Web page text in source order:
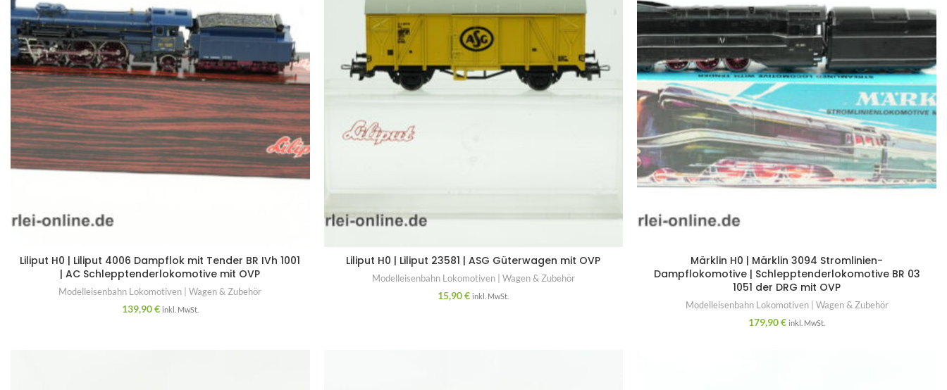
Liliput H0 | Liliput 4006 Dampflok mit Tender BR IVh 1001
| AC Schlepptenderlokomotive mit OVP
Modelleisenbahn Lokomotiven | Wagen & Zubehör
139,90€ inkl. MwSt.
Liliput H0 | Liliput 23581 | ASG Güterwagen mit OVP
Modelleisenbahn Lokomotiven | Wagen & Zubehör
15,90€ inkl. MwSt.
Märklin H0 | Märklin 3094 Stromlinien-
Dampflokomotive | Schlepptenderlokomotive BR 03
1051 der DRG mit OVP
Modelleisenbahn Lokomotiven | Wagen & Zubehör
179,90€ inkl. MwSt.